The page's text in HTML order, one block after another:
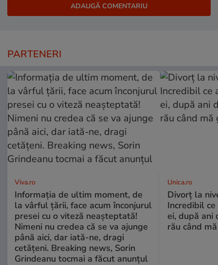
PARTENERI
Viva.ro
Informația de ultim moment, de
la vârful țării, face acum înconjurul
presei cu o viteză neașteptată!
Nimeni nu credea că se va ajunge
până aici, dar iată-ne, dragi
cetățeni. Breaking news, Sorin
Grindeanu tocmai a făcut anunțul
Unica.ro
Divorț la
Incredibil
ei, după ani
rău când